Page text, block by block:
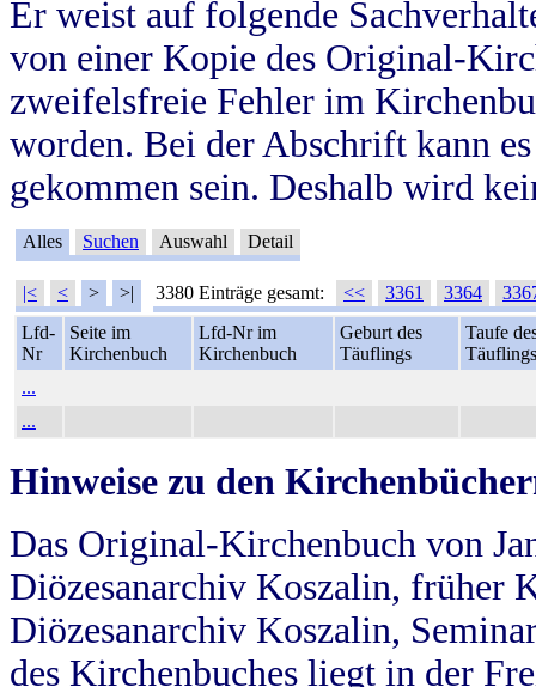
Er weist auf folgende
von einer Kopie des Original-
zweifelsfreie Fehler im
worden. Bei der Abschrift kann
gekommen sein. Deshalb wird
Alles Suchen Auswahl Detail
|< < > >| 3380 Einträge gesamt: << 3361 3364
Lfd-
Nr
Seite im
Kirchenbuch
Lfd-Nr im
Kirchenbuch
Geburt des
Täuflings
Taufe
Täuflings
...
...
Hinweise zu den
Das Original-Kirchenbuch von
Diözesanarchiv Koszalin, früher
Diözesanarchiv Koszalin,
des Kirchenbuches liegt in der